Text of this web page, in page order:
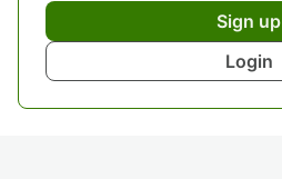
Sign up
Login